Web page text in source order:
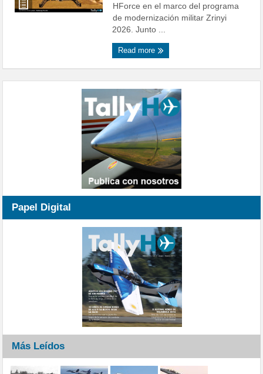
HForce en el marco del programa
de modernización militar Zrinyi
2026. Junto ...
Read more
Papel Digital
Más Leídos